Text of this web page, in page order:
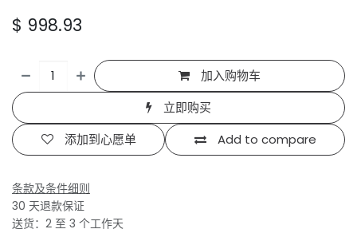
$ 998.93
加入购物车
立即购买
Add to compare
添加到心愿单
条款及条件细则
30 天退款保证
送货：2 至 3 个工作天